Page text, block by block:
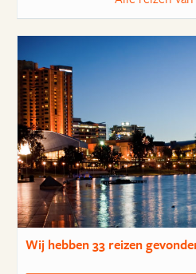
Wij hebben33 reizen